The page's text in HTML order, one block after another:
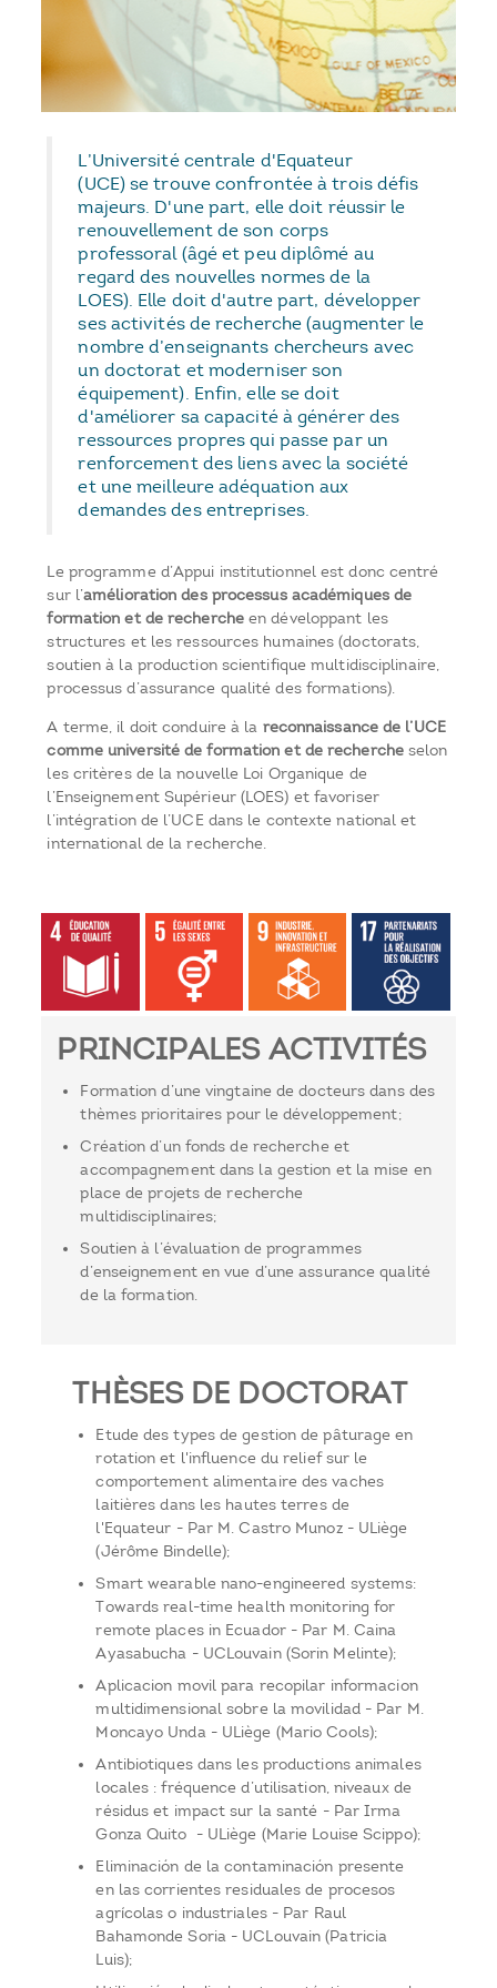
L’Université centrale d'Equateur
(UCE) se trouve confrontée à trois défis
majeurs. D'une part, elle doit réussir le
renouvellement de son corps
professoral (âgé et peu diplômé au
regard des nouvelles normes de la
LOES). Elle doit d'autre part, développer
ses activités de recherche (augmenter le
nombre d’enseignants chercheurs avec
un doctorat et moderniser son
équipement). Enfin, elle se doit
d'améliorer sa capacité à générer des
ressources propres qui passe par un
renforcement des liens avec la société
et une meilleure adéquation aux
demandes des entreprises.
Le programme d’Appui institutionnel est donc centré
sur l’amélioration des processus académiques de
formation et de rechercheen développant les
structures et les ressources humaines (doctorats,
soutien à la production scientifique multidisciplinaire,
processus d’assurance qualité des formations).
A terme, il doit conduire à la reconnaissance de l’UCE
comme université de formation et de rechercheselon
les critères de la nouvelle Loi Organique de
l’Enseignement Supérieur (LOES) et favoriser
l’intégration de l’UCE dans le contexte national et
international de la recherche.
PRINCIPALES ACTIVITÉS
Formation d’une vingtaine de docteurs dans des
thèmes prioritaires pour le développement;
Création d’un fonds de recherche et
accompagnement dans la gestion et la mise en
place de projets de recherche
multidisciplinaires;
Soutien à l’évaluation de programmes
d’enseignement en vue d’une assurance qualité
de la formation.
THÈSES DE DOCTORAT
Etude des types de gestion de pâturage en
rotation et l'influence du relief sur le
comportement alimentaire des vaches
laitières dans les hautes terres de
l'Equateur - Par M. Castro Munoz - ULiège
(Jérôme Bindelle);
Smart wearable nano-engineered systems:
Towards real-time health monitoring for
remote places in Ecuador - Par M. Caina
Ayasabucha - UCLouvain (Sorin Melinte);
Aplicacion movil para recopilar informacion
multidimensional sobre la movilidad - Par M.
Moncayo Unda - ULiège (Mario Cools);
Antibiotiques dans les productions animales
locales : fréquence d’utilisation, niveaux de
résidus et impact sur la santé - Par Irma
Gonza Quito - ULiège (Marie Louise Scippo);
Eliminación de la contaminación presente
en las corrientes residuales de procesos
agrícolas o industriales - Par Raul
Bahamonde Soria - UCLouvain (Patricia
Luis);